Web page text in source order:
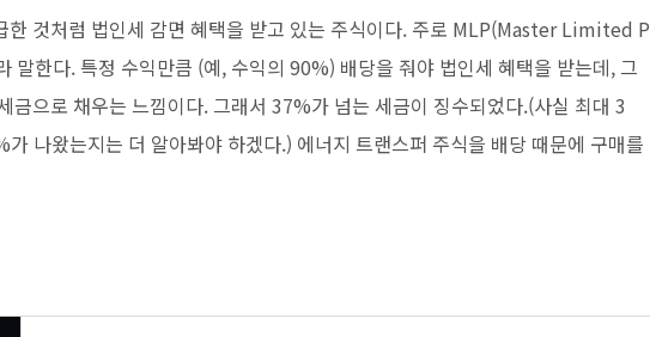
한 것처럼 법인세 감면 혜택을 받고 있는 주식이다. 주로 MLP(Master Limited P
한다. 특정 수익만큼 (예, 수익의 90%) 배당을 줘야 법인세 혜택을 받는데, 그
금으로 채우는 느낌이다. 그래서 37%가 넘는 세금이 징수되었다.(사실 최대 3
나왔는지는 더 알아봐야 하겠다.) 에너지 트랜스퍼 주식을 배당 때문에 구매를